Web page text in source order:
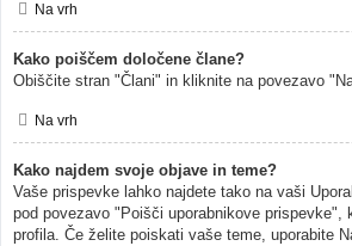
Na vrh
Kako poiščem določene člane?
Obiščite stran "Člani" in kliknite na povezavo
Na vrh
Kako najdem svoje objave in teme?
Vaše prispevke lahko najdete tako na vaši
pod povezavo "Poišči uporabnikove prispevke",
profila. Če želite poiskati vaše teme, uporabite